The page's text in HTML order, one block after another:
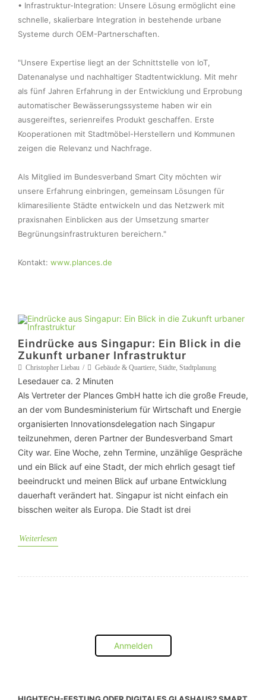
• Infrastruktur-Integration: Unsere Lösung ermöglicht eine
schnelle, skalierbare Integration in bestehende urbane
Systeme durch OEM-Partnerschaften.
"Unsere Expertise liegt an der Schnittstelle von IoT,
Datenanalyse und nachhaltiger Stadtentwicklung. Mit mehr
als fünf Jahren Erfahrung in der Entwicklung und Erprobung
automatischer Bewässerungssysteme haben wir ein
ausgereiftes, serienreifes Produkt geschaffen. Erste
Kooperationen mit Stadtmöbel-Herstellern und Kommunen
zeigen die Relevanz und Nachfrage.
Als Mitglied im Bundesverband Smart City möchten wir
unsere Erfahrung einbringen, gemeinsam Lösungen für
klimaresiliente Städte entwickeln und das Netzwerk mit
praxisnahen Einblicken aus der Umsetzung smarter
Begrünungsinfrastrukturen bereichern."
Kontakt: www.plances.de
Eindrücke aus Singapur: Ein Blick in die
Zukunft urbaner Infrastruktur
Christopher Liebau Gebäude & Quartiere, Städte, Stadtplanung
Lesedauer ca. 2 Minuten
Als Vertreter der Plances GmbH hatte ich die große Freude,
an der vom Bundesministerium für Wirtschaft und Energie
organisierten Innovationsdelegation nach Singapur
teilzunehmen, deren Partner der Bundesverband Smart
City war. Eine Woche, zehn Termine, unzählige Gespräche
und ein Blick auf eine Stadt, der mich ehrlich gesagt tief
beeindruckt und meinen Blick auf urbane Entwicklung
dauerhaft verändert hat. Singapur ist nicht einfach ein
bisschen weiter als Europa. Die Stadt ist drei
Weiterlesen
Anmelden